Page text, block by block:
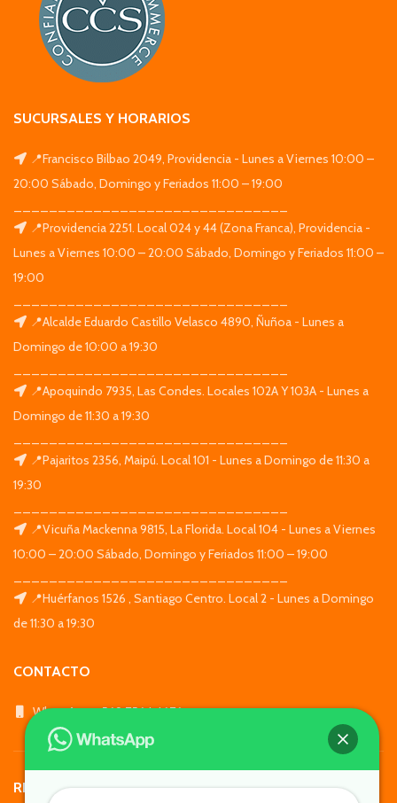
SUCURSALES Y HORARIOS
📍Francisco Bilbao 2049, Providencia - Lunes a Viernes 10:00 –
20:00 Sábado, Domingo y Feriados 11:00 – 19:00
📍Providencia 2251. Local 024 y 44 (Zona Franca), Providencia -
Lunes a Viernes 10:00 – 20:00 Sábado, Domingo y Feriados 11:00 –
19:00
📍Alcalde Eduardo Castillo Velasco 4890, Ñuñoa - Lunes a
Domingo de 10:00 a 19:30
📍Apoquindo 7935, Las Condes. Locales 102A Y 103A - Lunes a
Domingo de 11:30 a 19:30
📍Pajaritos 2356, Maipú. Local 101 - Lunes a Domingo de 11:30 a
19:30
📍Vicuña Mackenna 9815, La Florida. Local 104 - Lunes a Viernes
10:00 – 20:00 Sábado, Domingo y Feriados 11:00 – 19:00
📍Huérfanos 1526 , Santiago Centro. Local 2 - Lunes a Domingo
de 11:30 a 19:30
CONTACTO
WhatsApp: +569 7564 4676
REDES SOCIALES